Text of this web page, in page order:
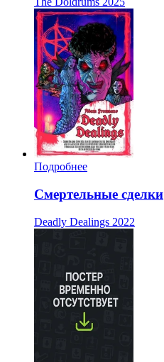
Подробнее
Смертельные сделки
Deadly Dealings 2022